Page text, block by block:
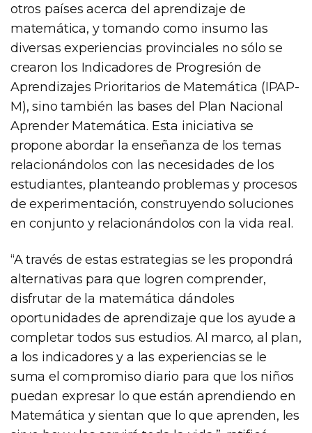
otros países acerca del aprendizaje de
matemática, y tomando como insumo las
diversas experiencias provinciales no sólo se
crearon los Indicadores de Progresión de
Aprendizajes Prioritarios de Matemática (IPAP-
M), sino también las bases del Plan Nacional
Aprender Matemática. Esta iniciativa se
propone abordar la enseñanza de los temas
relacionándolos con las necesidades de los
estudiantes, planteando problemas y procesos
de experimentación, construyendo soluciones
en conjunto y relacionándolos con la vida real.
“A través de estas estrategias se les propondrá
alternativas para que logren comprender,
disfrutar de la matemática dándoles
oportunidades de aprendizaje que los ayude a
completar todos sus estudios. Al marco, al plan,
a los indicadores y a las experiencias se le
suma el compromiso diario para que los niños
puedan expresar lo que están aprendiendo en
Matemática y sientan que lo que aprenden, les